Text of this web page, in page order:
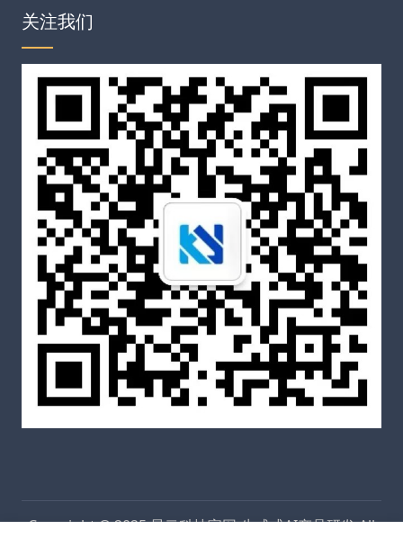
关注我们
Copyright © 2025昆云科技官网-生成式AI产品研发All